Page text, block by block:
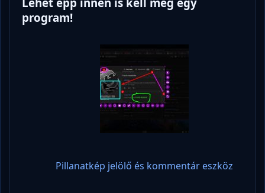
program!
Pillanatkép jelölő és kommentár eszköz